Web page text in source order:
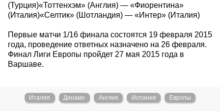
(Турция)«Тоттенхэм» (Англия) — «Фиорентина»
(Италия)«Селтик» (Шотландия) — «Интер» (Италия)
Первые матчи 1/16 финала состоятся 19 февраля 2015
года, проведение ответных назначено на 26 февраля.
Финал Лиги Европы пройдет 27 мая 2015 года в
Варшаве.
Италия Динамо Англия Испания Европы